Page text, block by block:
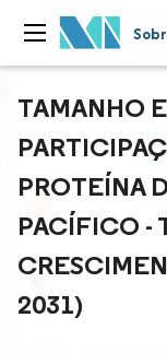
TAMANHO
PROTEÍNA
PACÍFICO -
2031)